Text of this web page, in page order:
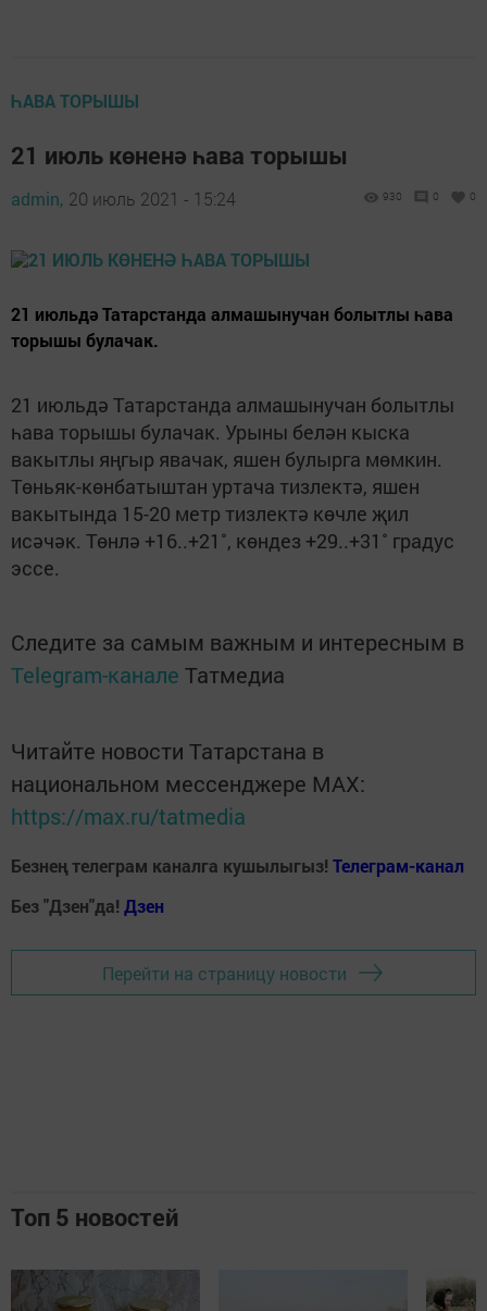
ҺАВА ТОРЫШЫ
21 июль көненә һава торышы
admin, 20 июль 2021 - 15:24 930 0 0
21 июльдә Татарстанда алмашынучан болытлы һава
торышы булачак.
21 июльдә Татарстанда алмашынучан болытлы
һава торышы булачак. Урыны белән кыска
вакытлы яңгыр явачак, яшен булырга мөмкин.
Төньяк-көнбатыштан уртача тизлектә, яшен
вакытында 15-20 метр тизлектә көчле җил
исәчәк. Төнлә +16..+21˚, көндез +29..+31˚ градус
эссе.
Следите за самым важным и интересным в
Telegram-канале Татмедиа
Читайте новости Татарстана в
национальном мессенджере MАХ:
https://max.ru/tatmedia
Безнең телеграм каналга кушылыгыз! Телеграм-канал
Без "Дзен"да! Дзен
Перейти на страницу новости
Топ 5 новостей